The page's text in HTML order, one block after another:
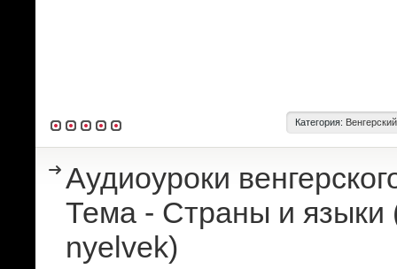
Категория:
Аудиоуроки
Тема - Страны и языки
nyelvek)